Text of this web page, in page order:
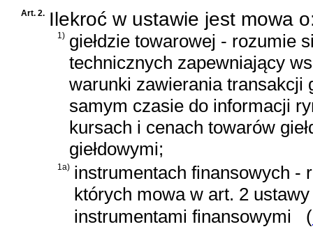
Art. 2. Ilekroć w ustawie jest mowa
1) giełdzie towarowej - rozumie
technicznych zapewniający
warunki zawierania transakcji
samym czasie do informacji
kursach i cenach towarów
giełdowymi;
1a) instrumentach finansowych -
których mowa w art. 2
instrumentami finansowymi
(